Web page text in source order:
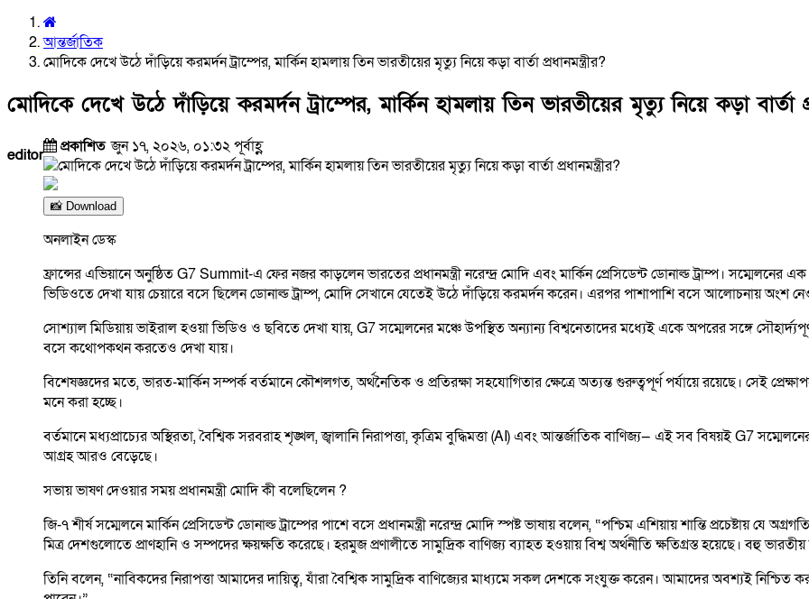
আন্তর্জাতিক
মোদিকে দেখে উঠে দাঁড়িয়ে করমর্দন ট্রাম্পের, মার্কিন হামলায় তিন ভারতীয়ের মৃত্যু নিয়ে কড়া বার্তা প্রধানমন্ত্রীর?
মোদিকে দেখে উঠে দাঁড়িয়ে করমর্দন ট্রাম্পের, মার্কিন হামলায় তিন ভারতীয়ের মৃত্যু নিয়ে কড়া বার্তা
editor প্রকাশিতজুন ১৭, ২০২৬, ০১:৩২ পূর্বাহ্ণ
📸 Download
অনলাইন ডেস্ক
ফ্রান্সের এভিয়ানে অনুষ্ঠিত G7 Summit-এ ফের নজর কাড়লেন ভারতের প্রধানমন্ত্রী নরেন্দ্র মোদি এবং মার্কিন প্রেসিডেন্ট ডোনাল্ড ট্রাম্প। সম্মেলনের
ভিডিওতে দেখা যায় চেয়ারে বসে ছিলেন ডোনাল্ড ট্রাম্প, মোদি সেখানে যেতেই উঠে দাঁড়িয়ে করমর্দন করেন। এরপর পাশাপাশি বসে আলোচনায়
সোশ্যাল মিডিয়ায় ভাইরাল হওয়া ভিডিও ও ছবিতে দেখা যায়, G7 সম্মেলনের মঞ্চে উপস্থিত অন্যান্য বিশ্বনেতাদের মধ্যেই একে অপরের সঙ্গে
বসে কথোপকথন করতেও দেখা যায়।
বিশেষজ্ঞদের মতে, ভারত-মার্কিন সম্পর্ক বর্তমানে কৌশলগত, অর্থনৈতিক ও প্রতিরক্ষা সহযোগিতার ক্ষেত্রে অত্যন্ত গুরুত্বপূর্ণ পর্যায়ে রয়েছে। সেই
মনে করা হচ্ছে।
বর্তমানে মধ্যপ্রাচ্যের অস্থিরতা, বৈশ্বিক সরবরাহ শৃঙ্খল, জ্বালানি নিরাপত্তা, কৃত্রিম বুদ্ধিমত্তা (AI) এবং আন্তর্জাতিক বাণিজ্য— এই সব বিষয়ই G7
আগ্রহ আরও বেড়েছে।
সভায় ভাষণ দেওয়ার সময় প্রধানমন্ত্রী মোদি কী বলেছিলেন ?
জি-৭ শীর্ষ সম্মেলনে মার্কিন প্রেসিডেন্ট ডোনাল্ড ট্রাম্পের পাশে বসে প্রধানমন্ত্রী নরেন্দ্র মোদি স্পষ্ট ভাষায় বলেন, “পশ্চিম এশিয়ায় শান্তি প্রচেষ্টায়
মিত্র দেশগুলোতে প্রাণহানি ও সম্পদের ক্ষয়ক্ষতি করেছে। হরমুজ প্রণালীতে সামুদ্রিক বাণিজ্য ব্যাহত হওয়ায় বিশ্ব অর্থনীতি ক্ষতিগ্রস্ত হয়েছে। বহু ভারতীয়
তিনি বলেন, “নাবিকদের নিরাপত্তা আমাদের দায়িত্ব, যাঁরা বৈশ্বিক সামুদ্রিক বাণিজ্যের মাধ্যমে সকল দেশকে সংযুক্ত করেন। আমাদের অবশ্যই